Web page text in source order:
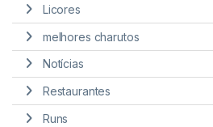
Licores
melhores charutos
Notícias
Restaurantes
Runs